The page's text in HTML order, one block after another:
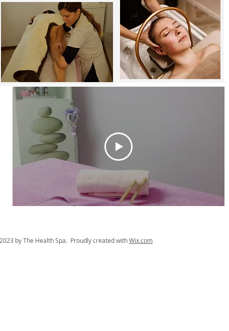
by The Health Spa. Proudly created withWix.com